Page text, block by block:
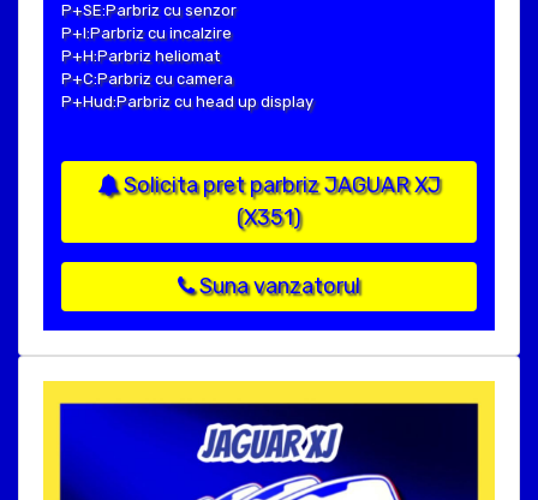
P+SE:Parbriz cu senzor
P+I:Parbriz cu incalzire
P+H:Parbriz heliomat
P+C:Parbriz cu camera
P+Hud:Parbriz cu head up display
Solicita pret parbriz JAGUAR XJ
(X351)
Suna vanzatorul